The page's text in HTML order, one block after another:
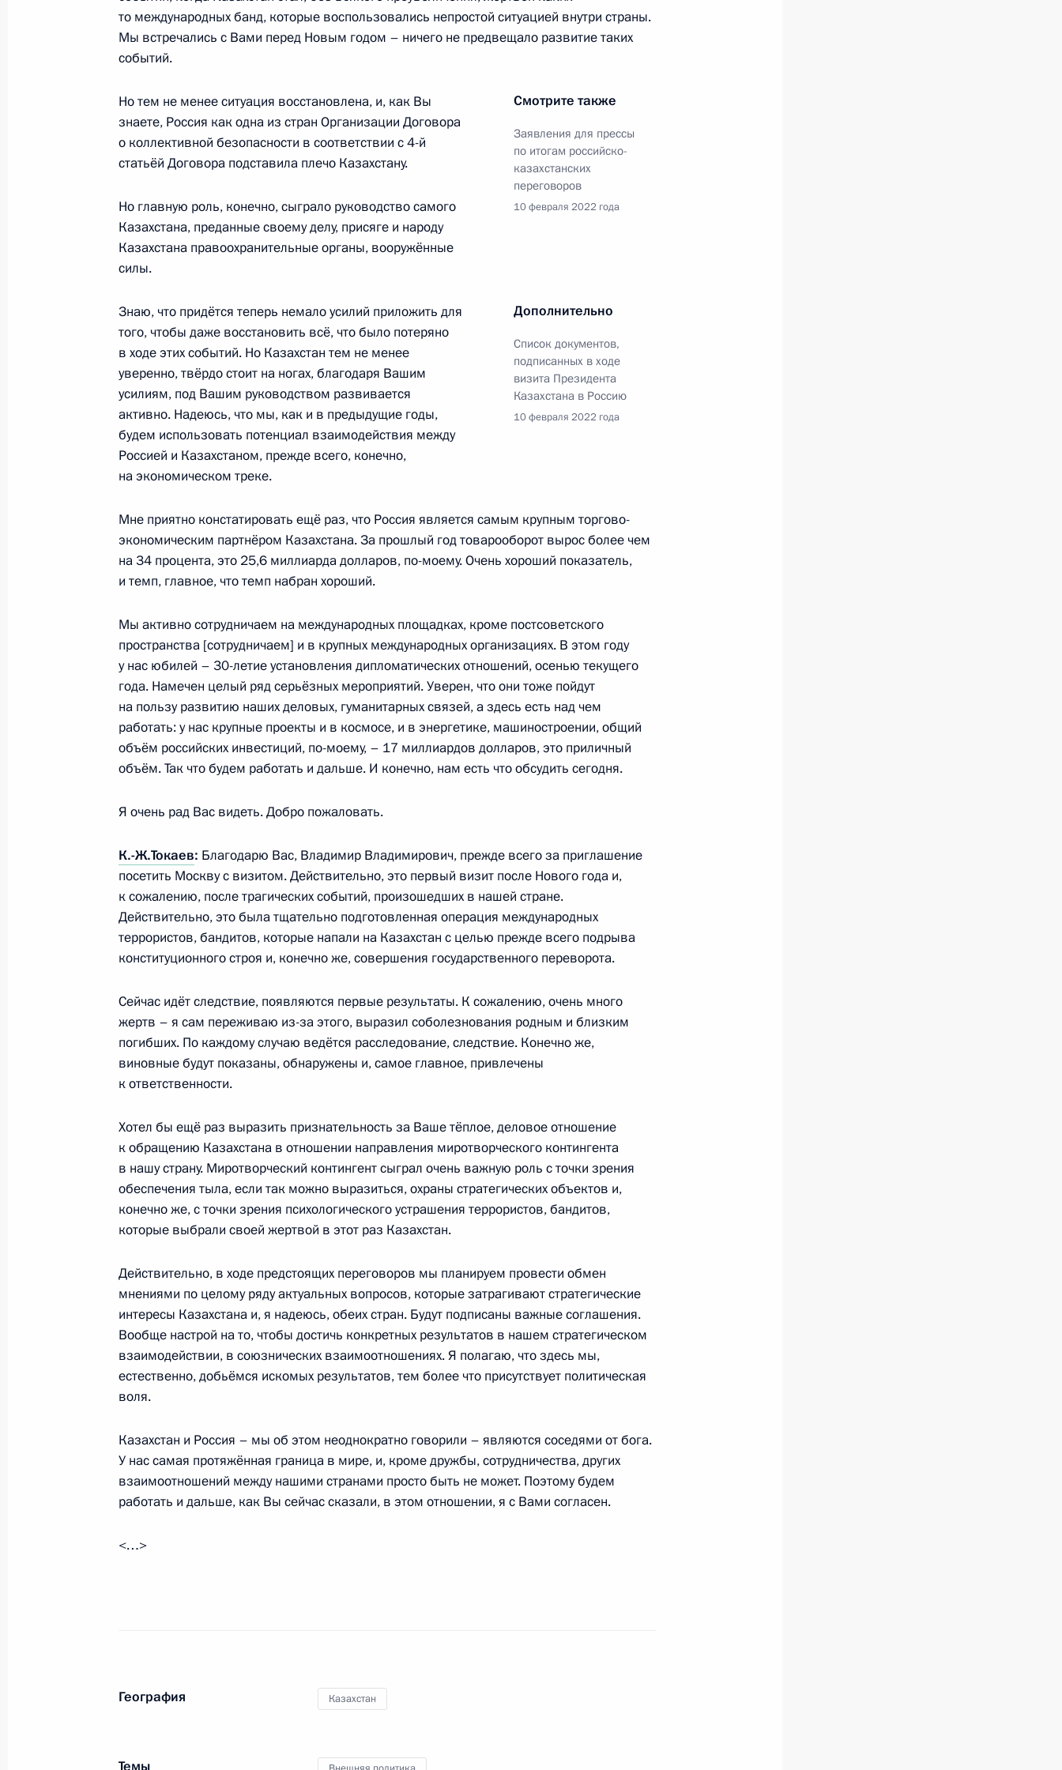
Беседа с Президентом Белоруссии Александром Лукашенко
16 мая 2022 года, 19:10
Саммит ОДКБ
16 мая 2022 года, 18:00
16 мая в Москве состоится встреча лидеров государств – членов
ОДКБ
Ратифицирован Протокол о внесении изменений в Соглашение
о миротворческой деятельности ОДКБ
16 апреля 2022 года, 09:55
Телефонный разговор с Президентом Таджикистана Эмомали
8 апреля 2022 года, 13:05
переговоров
10 февраля 2022 года, 18:15
Встреча с Президентом Казахстана Касым-Жомартом Токаевым
10 февраля 2022 года, 17:45
Телефонный разговор с Президентом Азербайджана Ильхамом
18 января 2022 года, 17:45
Встреча с Министром обороны Сергеем Шойгу
13 января 2022 года, 15:50
Телефонный разговор с Президентом Казахстана Касым-
Жомартом Токаевым
13 января 2022 года, 12:55
Телефонный разговор с Премьер-министром Армении Николом
Пашиняном
12 января 2022 года, 11:20
Сессия Совета коллективной безопасности ОДКБ
10 января 2022 года, 11:45
Телефонные разговоры с Президентом Белоруссии Александром
Лукашенко и Премьер-министром Армении Николом Пашиняном
Телефонный разговор с Президентом Казахстана Касым-
8 января 2022 года, 12:15
то международных банд, которые воспользовались непростой ситуацией внутри страны.
Мы встречались с Вами перед Новым годом – ничего не предвещало развитие таких
событий.
Смотрите также
Заявления для прессы
по итогам российско-
казахстанских
переговоров
10 февраля 2022 года
Но тем не менее ситуация восстановлена, и, как Вы
знаете, Россия как одна из стран Организации Договора
о коллективной безопасности в соответствии с 4-й
статьёй Договора подставила плечо Казахстану.
Но главную роль, конечно, сыграло руководство самого
Казахстана, преданные своему делу, присяге и народу
Казахстана правоохранительные органы, вооружённые
силы.
Дополнительно
Список документов,
подписанных в ходе
визита Президента
Казахстана в Россию
10 февраля 2022 года
Знаю, что придётся теперь немало усилий приложить для
того, чтобы даже восстановить всё, что было потеряно
в ходе этих событий. Но Казахстан тем не менее
уверенно, твёрдо стоит на ногах, благодаря Вашим
усилиям, под Вашим руководством развивается
активно. Надеюсь, что мы, как и в предыдущие годы,
будем использовать потенциал взаимодействия между
Россией и Казахстаном, прежде всего, конечно,
на экономическом треке.
Мне приятно констатировать ещё раз, что Россия является самым крупным торгово-
экономическим партнёром Казахстана. За прошлый год товарооборот вырос более чем
на 34 процента, это 25,6 миллиарда долларов, по-моему. Очень хороший показатель,
и темп, главное, что темп набран хороший.
Мы активно сотрудничаем на международных площадках, кроме постсоветского
пространства [сотрудничаем] и в крупных международных организациях. В этом году
у нас юбилей – 30-летие установления дипломатических отношений, осенью текущего
года. Намечен целый ряд серьёзных мероприятий. Уверен, что они тоже пойдут
на пользу развитию наших деловых, гуманитарных связей, а здесь есть над чем
работать: у нас крупные проекты и в космосе, и в энергетике, машиностроении, общий
объём российских инвестиций, по-моему, – 17 миллиардов долларов, это приличный
объём. Так что будем работать и дальше. И конечно, нам есть что обсудить сегодня.
Я очень рад Вас видеть. Добро пожаловать.
К.-Ж.Токаев: Благодарю Вас, Владимир Владимирович, прежде всего за приглашение
посетить Москву с визитом. Действительно, это первый визит после Нового года и,
к сожалению, после трагических событий, произошедших в нашей стране.
Действительно, это была тщательно подготовленная операция международных
террористов, бандитов, которые напали на Казахстан с целью прежде всего подрыва
конституционного строя и, конечно же, совершения государственного переворота.
Сейчас идёт следствие, появляются первые результаты. К сожалению, очень много
жертв – я сам переживаю из-за этого, выразил соболезнования родным и близким
погибших. По каждому случаю ведётся расследование, следствие. Конечно же,
виновные будут показаны, обнаружены и, самое главное, привлечены
к ответственности.
Хотел бы ещё раз выразить признательность за Ваше тёплое, деловое отношение
к обращению Казахстана в отношении направления миротворческого контингента
в нашу страну. Миротворческий контингент сыграл очень важную роль с точки зрения
обеспечения тыла, если так можно выразиться, охраны стратегических объектов и,
конечно же, с точки зрения психологического устрашения террористов, бандитов,
которые выбрали своей жертвой в этот раз Казахстан.
Действительно, в ходе предстоящих переговоров мы планируем провести обмен
мнениями по целому ряду актуальных вопросов, которые затрагивают стратегические
интересы Казахстана и, я надеюсь, обеих стран. Будут подписаны важные соглашения.
Вообще настрой на то, чтобы достичь конкретных результатов в нашем стратегическом
взаимодействии, в союзнических взаимоотношениях. Я полагаю, что здесь мы,
естественно, добьёмся искомых результатов, тем более что присутствует политическая
воля.
Казахстан и Россия – мы об этом неоднократно говорили – являются соседями от бога.
У нас самая протяжённая граница в мире, и, кроме дружбы, сотрудничества, других
взаимоотношений между нашими странами просто быть не может. Поэтому будем
работать и дальше, как Вы сейчас сказали, в этом отношении, я с Вами согласен.
<…>
География Казахстан
Темы